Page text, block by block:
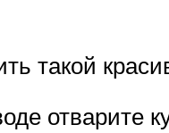
такой
отварите